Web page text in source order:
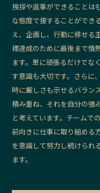
挨拶や返事ができることは
な態度で接することができ
え、企画し、行動に移せる
標達成のために最後まで情
ます。単に頑張るだけでな
す意識も大切です。さらに
時に厳しさも示せるバラン
積み重ね、それを自分の強
と考えています。チームで
前向きに仕事に取り組める
を意識して努力し続けられ
ます。